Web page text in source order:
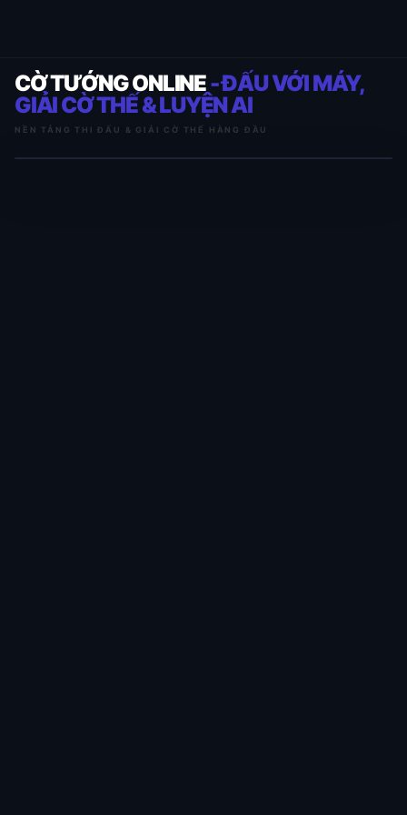
CỜ TƯỚNG ONLINE- ĐẤU VỚI MÁY,
GIẢI CỜ THẾ & LUYỆN AI
NỀN TẢNG THI ĐẤU & GIẢI CỜ THẾ HÀNG ĐẦU